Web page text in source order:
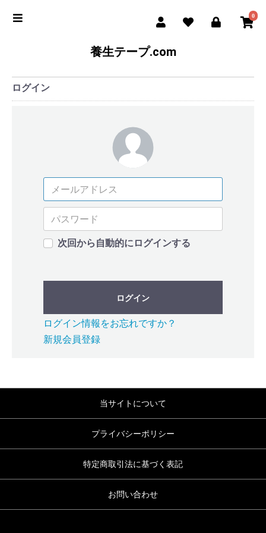
0
養生テープ.com
ログイン
次回から自動的にログインする
ログイン
ログイン情報をお忘れですか？
新規会員登録
当サイトについて
プライバシーポリシー
特定商取引法に基づく表記
お問い合わせ